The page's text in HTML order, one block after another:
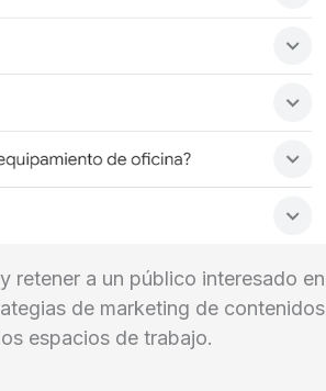
retener a un público interesado en
de marketing de contenidos
espacios de trabajo.